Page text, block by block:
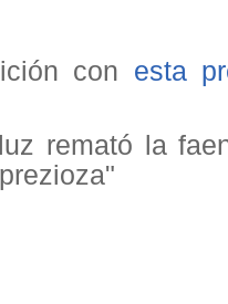
con esta
remató la